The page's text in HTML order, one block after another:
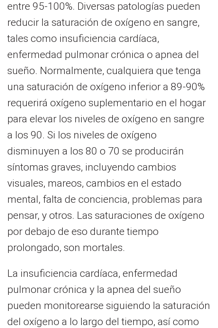
entre 95-100%. Diversas patologías pueden
reducir la saturación de oxígeno en sangre,
tales como insuficiencia cardíaca,
enfermedad pulmonar crónica o apnea del
sueño. Normalmente, cualquiera que tenga
una saturación de oxígeno inferior a 89-90%
requerirá oxígeno suplementario en el hogar
para elevar los niveles de oxígeno en sangre
a los 90. Si los niveles de oxígeno
disminuyen a los 80 o 70 se producirán
síntomas graves, incluyendo cambios
visuales, mareos, cambios en el estado
mental, falta de conciencia, problemas para
pensar, y otros. Las saturaciones de oxígeno
por debajo de eso durante tiempo
prolongado, son mortales.
La insuficiencia cardíaca, enfermedad
pulmonar crónica y la apnea del sueño
pueden monitorearse siguiendo la saturación
del oxígeno a lo largo del tiempo, así como